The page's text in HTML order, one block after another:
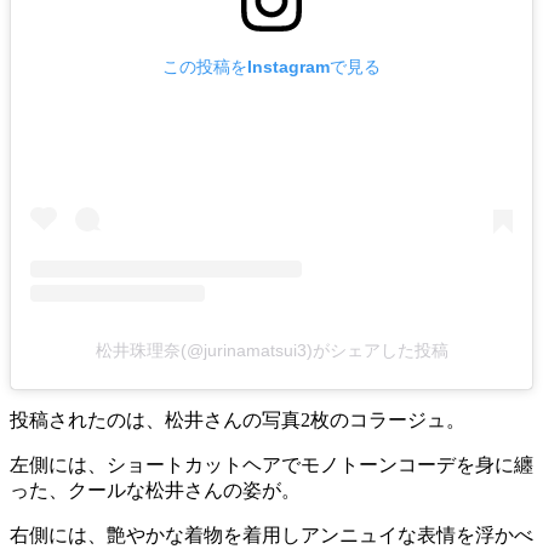
この投稿をInstagramで見る
松井珠理奈(@jurinamatsui3)がシェアした投稿
投稿されたのは、松井さんの写真2枚のコラージュ。
左側には、ショートカットヘアでモノトーンコーデを身に纏
った、クールな松井さんの姿が。
右側には、艶やかな着物を着用しアンニュイな表情を浮かべ